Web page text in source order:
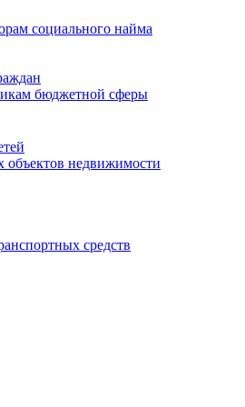
социального найма
бюджетной сферы
объектов недвижимости
средств